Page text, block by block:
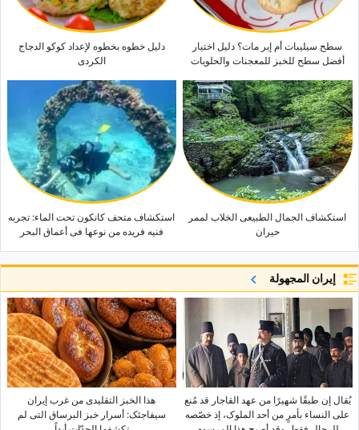
سطح سیلیبات أم إیر مات؟ دلیل اختیار
أفضل سطح للخبز للمعجنات والحلویات
دلیل خطوه بخطوه لإعداد کوکو الدجاج
الکردی
استکشاف الجمال الطبیعی الخلاب لممر
حیران
استکشاف متحف کانکون تحت الماء: تجربه
فنیه فریده من نوعها فی أعماق البحر
إيران المجهولة
یُقال إن طبقًا شهیرًا من عهد القاجار قد مُنع
على النساء بأمرٍ من أحد الملوک، إذ خصّصه
هذا الخبز التقلیدی من غرب إیران
سیفاجئک: أسرار خبز البرساق التی لم